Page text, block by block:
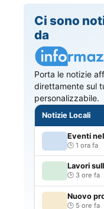
Ci sono
da
Porta le notizie
direttamente sul
personalizzabile.
Notizie Locali
Eventi
1 ora fa
Lavori
3 ore fa
Nuovo
5 ore fa